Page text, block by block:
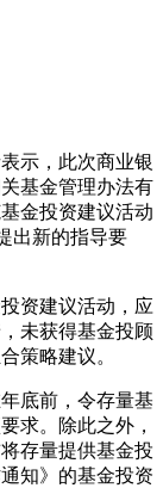
示，此次商业银
基金管理办法有
金投资建议活动
出新的指导要
资建议活动，应
未获得基金投顾
策略建议。
底前，令存量基
求。除此之外，
存量提供基金投
知》的基金投资